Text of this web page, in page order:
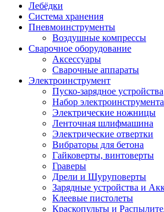
Лебёдки
Система хранения
Пневмоинструменты
Воздушные компрессы
Сварочное оборудование
Аксессуары
Сварочные аппараты
Электроинструмент
Пуско-зарядное устройства
Набор электроинструмента
Электрические ножницы
Ленточная шлифмашина
Электрические отвертки
Вибраторы для бетона
Гайковерты, винтоверты
Граверы
Дрели и Шуруповерты
Зарядные устройства и
Клеевые пистолеты
Краскопульты и